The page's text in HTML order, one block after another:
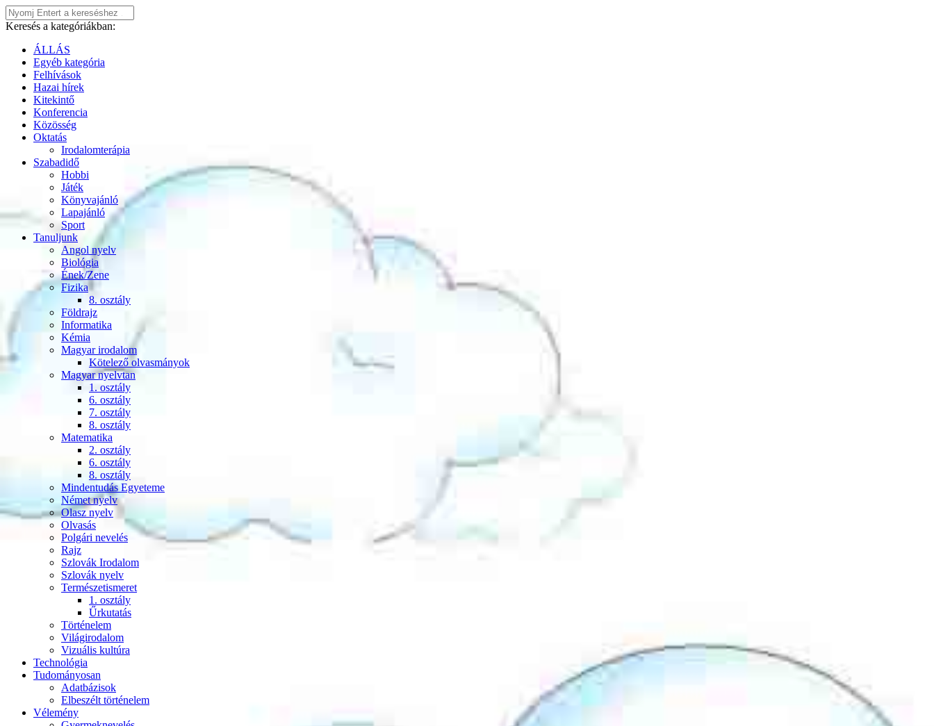
Keresés a kategóriákban:
ÁLLÁS
Egyéb kategória
Felhívások
Hazai hírek
Kitekintő
Konferencia
Közösség
Oktatás
Irodalomterápia
Szabadidő
Hobbi
Játék
Könyvajánló
Lapajánló
Sport
Tanuljunk
Angol nyelv
Biológia
Ének/Zene
Fizika
8. osztály
Földrajz
Informatika
Kémia
Magyar irodalom
Kötelező olvasmányok
Magyar nyelvtan
1. osztály
6. osztály
7. osztály
8. osztály
Matematika
2. osztály
6. osztály
8. osztály
Mindentudás Egyeteme
Német nyelv
Olasz nyelv
Olvasás
Polgári nevelés
Rajz
Szlovák Irodalom
Szlovák nyelv
Természetismeret
1. osztály
Űrkutatás
Történelem
Világirodalom
Vizuális kultúra
Technológia
Tudományosan
Adatbázisok
Elbeszélt történelem
Vélemény